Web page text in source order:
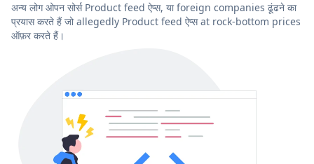
अन्य लोग ओपन सोर्स Product feed ऐप्स, या foreign companies ढूंढने का
प्रयास करते हैं जो allegedly Product feed ऐप्स at rock-bottom prices
ऑफ़र करते हैं।